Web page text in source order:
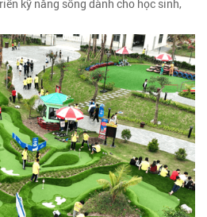
kỹ năng sống dành cho học sinh,